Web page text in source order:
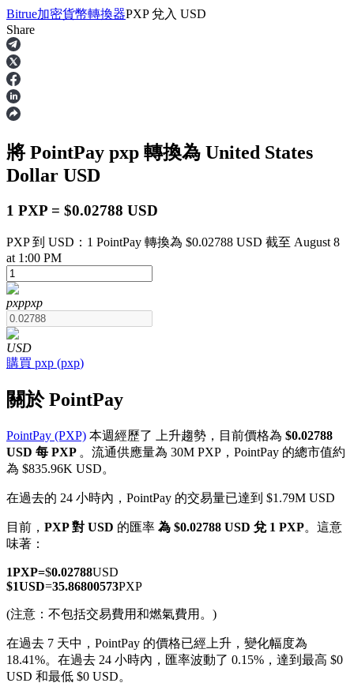
合約
USDT永續
多種以USDT結算的永續合約
幣本位永續
以數字貨幣為保證金的永續合約
TradFi
Bitrue加密貨幣轉換器PXP 兌入 USD
Share
將 PointPay pxp 轉換為 United States
Dollar USD
1 PXP = $0.02788 USD
PXP 到 USD：1 PointPay 轉換為 $0.02788 USD 截至 August 8
at 1:00 PM
pxppxp
USD
購買 pxp (pxp)
關於 PointPay
PointPay (PXP) 本週經歷了 上升趨勢，目前價格為 $0.02788
USD 每 PXP 。流通供應量為 30M PXP，PointPay 的總市值約
為 $835.96K USD。
在過去的 24 小時內，PointPay 的交易量已達到 $1.79M USD
目前， PXP 對 USD 的匯率 為 $0.02788 USD 兌 1 PXP。這意
味著：
1PXP=$0.02788USD
$1USD=35.86800573PXP
(注意：不包括交易費用和燃氣費用。)
在過去 7 天中，PointPay 的價格已經上升，變化幅度為
18.41%。 在過去 24 小時內，匯率波動了 0.15%，達到最高 $0
USD 和最低 $0 USD。